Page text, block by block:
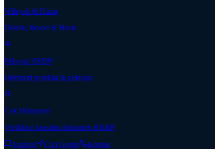
Wilayah & Huria
Distrik, Resort & Huria
Pelayan HKBP
Direktori pendeta & pelayan
Cek Dokumen
Verifikasi keaslian dokumen HKBP
Aspirasi Cari Gereja
Kontak